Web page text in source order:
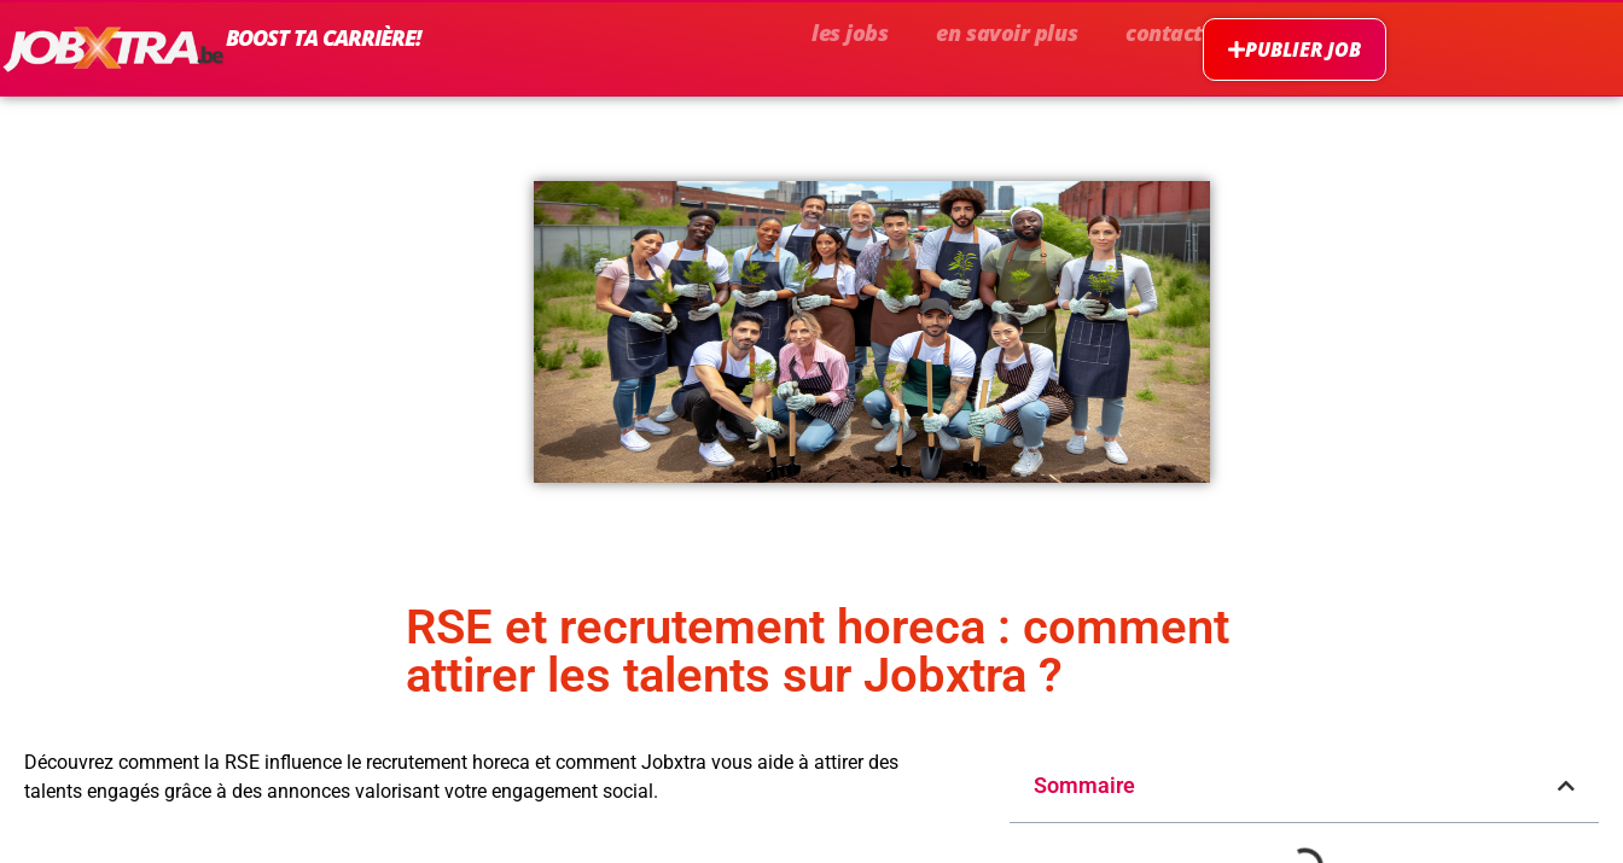
BOOST TA CARRIÈRE! les jobs en savoir plus contact
PUBLIER JOB
RSE et recrutement horeca : comment
attirer les talents sur Jobxtra ?
Découvrez comment la RSE influence le recrutement horeca et comment Jobxtra vous aide à attirer des
talents engagés grâce à des annonces valorisant votre engagement social.
Sommaire